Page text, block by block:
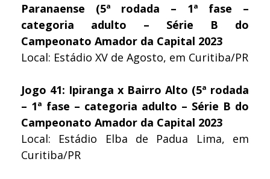
Paranaense (5ª rodada – 1ª fase –
categoria adulto – Série B do
Campeonato Amador da Capital 2023
Local: Estádio XV de Agosto, em Curitiba/PR
Jogo 41: Ipiranga x Bairro Alto (5ª rodada
– 1ª fase – categoria adulto – Série B do
Campeonato Amador da Capital 2023
Local: Estádio Elba de Padua Lima, em
Curitiba/PR